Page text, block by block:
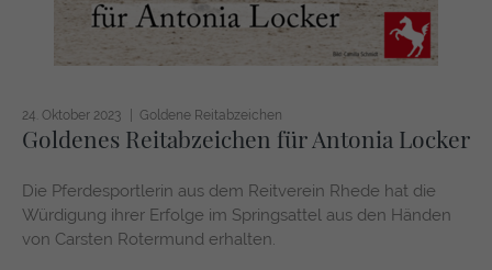
24. Oktober 2023 Goldene Reitabzeichen
Goldenes Reitabzeichen für Antonia Locker
Die Pferdesportlerin aus dem Reitverein Rhede hat die
Würdigung ihrer Erfolge im Springsattel aus den Händen
von Carsten Rotermund erhalten.